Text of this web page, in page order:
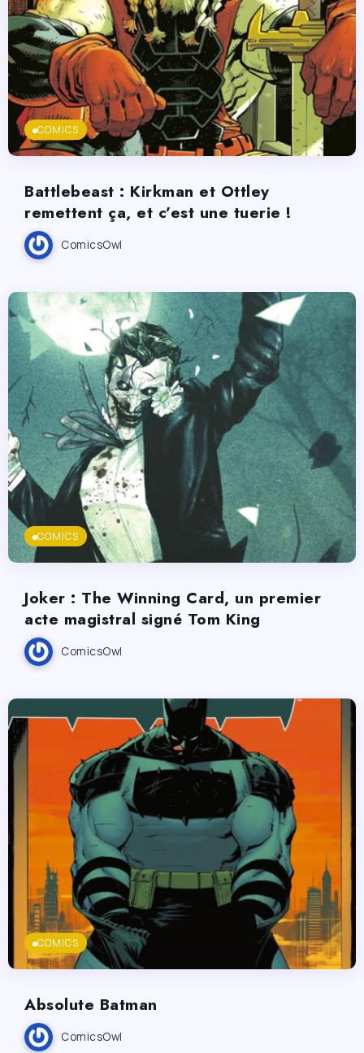
COMICS
Battlebeast : Kirkman et Ottley
remettent ça, et c’est une tuerie !
ComicsOwl
COMICS
Joker : The Winning Card, un premier
acte magistral signé Tom King
ComicsOwl
COMICS
Absolute Batman
ComicsOwl